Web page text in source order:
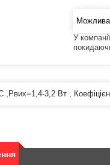
У
,Рвих=1,4-3,2 Вт ,